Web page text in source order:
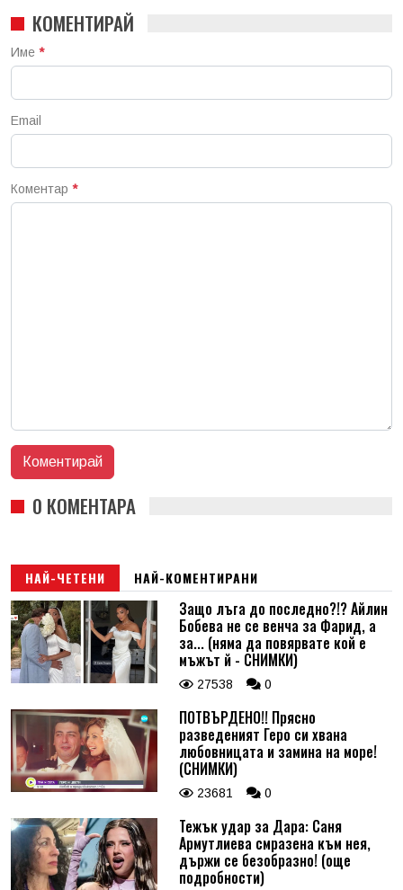
КОМЕНТИРАЙ
Име *
Email
Коментар *
0 КОМЕНТАРА
НАЙ-ЧЕТЕНИ НАЙ-КОМЕНТИРАНИ
Защо лъга до последно?!? Айлин
Бобева не се венча за Фарид, а
за... (няма да повярвате кой е
мъжът й - СНИМКИ)
27538 0
ПОТВЪРДЕНО!! Прясно
разведеният Геро си хвана
любовницата и замина на море!
(СНИМКИ)
23681 0
Тежък удар за Дара: Саня
Армутлиева смразена към нея,
държи се безобразно! (още
подробности)